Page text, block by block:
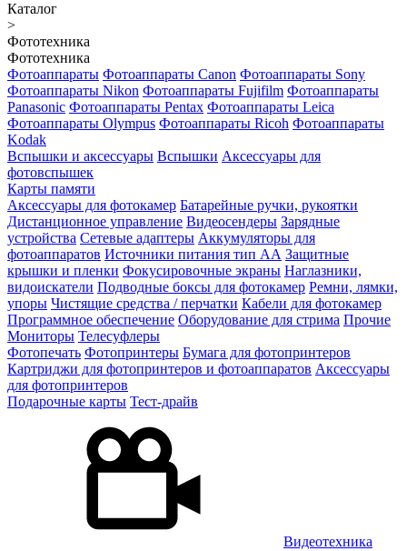
Каталог
>
Фототехника
Фототехника
Фотоаппараты Фотоаппараты Canon Фотоаппараты Sony
Фотоаппараты Nikon Фотоаппараты Fujifilm Фотоаппараты
Panasonic Фотоаппараты Pentax Фотоаппараты Leica
Фотоаппараты Olympus Фотоаппараты Ricoh Фотоаппараты
Kodak
Вспышки и аксессуары Вспышки Аксессуары для
фотовспышек
Карты памяти
Аксессуары для фотокамер Батарейные ручки, рукоятки
Дистанционное управление Видеосендеры Зарядные
устройства Сетевые адаптеры Аккумуляторы для
фотоаппаратов Источники питания тип АА Защитные
крышки и пленки Фокусировочные экраны Наглазники,
видоискатели Подводные боксы для фотокамер Ремни, лямки,
упоры Чистящие средства / перчатки Кабели для фотокамер
Программное обеспечение Оборудование для стрима Прочие
Мониторы Телесуфлеры
Фотопечать Фотопринтеры Бумага для фотопринтеров
Картриджи для фотопринтеров и фотоаппаратов Аксессуары
для фотопринтеров
Подарочные карты Тест-драйв
Видеотехника